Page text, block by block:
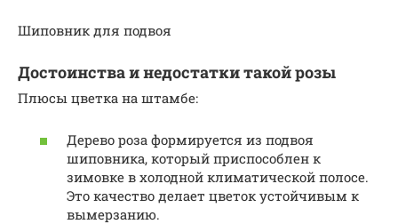
Шиповник для подвоя
Достоинства и недостатки такой розы
Плюсы цветка на штамбе:
Дерево роза формируется из подвоя
шиповника, который приспособлен к
зимовке в холодной климатической полосе.
Это качество делает цветок устойчивым к
вымерзанию.